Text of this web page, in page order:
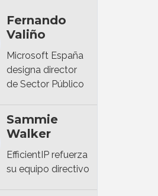
Fernando
Valiño
Microsoft España
designa director
de Sector Público
Sammie
Walker
EfficientIP refuerza
su equipo directivo